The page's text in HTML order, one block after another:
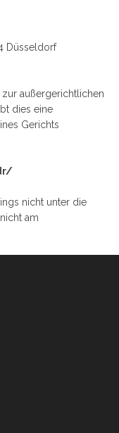
Düsseldorf
außergerichtlichen
dies eine
Gerichts
nicht unter die
am